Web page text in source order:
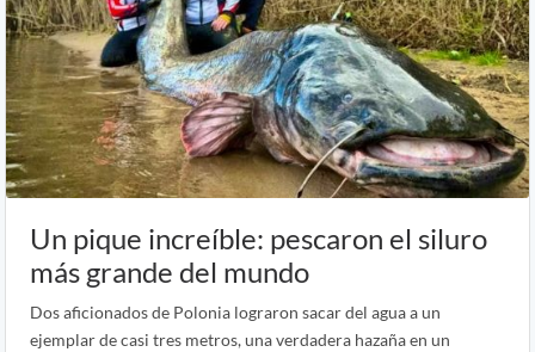
Un pique increíble: pescaron el siluro
más grande del mundo
Dos aficionados de Polonia lograron sacar del agua a un
ejemplar de casi tres metros, una verdadera hazaña en un